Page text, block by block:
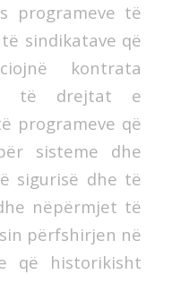
programeve të
sindikatave që
kontrata
të drejtat e
programeve që
sisteme dhe
sigurisë dhe të
nëpërmjet të
përfshirjen në
që historikisht